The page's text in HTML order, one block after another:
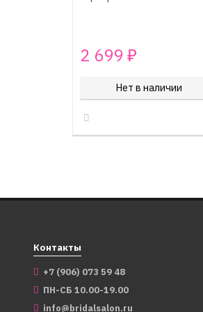
2 699 ₽
Нет в наличии
Контакты
+7 (906) 073 59 48
ПН-СБ 10.00-19.00
info@bridalsalon.ru